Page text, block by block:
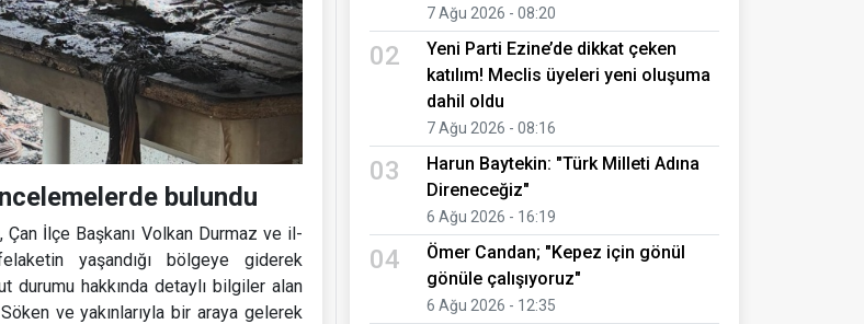
bulundu
İlçe Başkanı Volkan Durmaz ve il-
yaşandığı bölgeye giderek
durumu hakkında detaylı bilgiler alan
ve yakınlarıyla bir araya gelerek
7 Ağu 2026 - 08:20
02
Yeni Parti Ezine’de dikkat çeken
katılım! Meclis üyeleri yeni oluşuma
dahil oldu
7 Ağu 2026 - 08:16
03
Harun Baytekin: "Türk Milleti Adına
Direneceğiz"
6 Ağu 2026 - 16:19
04
Ömer Candan; "Kepez için gönül
gönüle çalışıyoruz"
6 Ağu 2026 - 12:35